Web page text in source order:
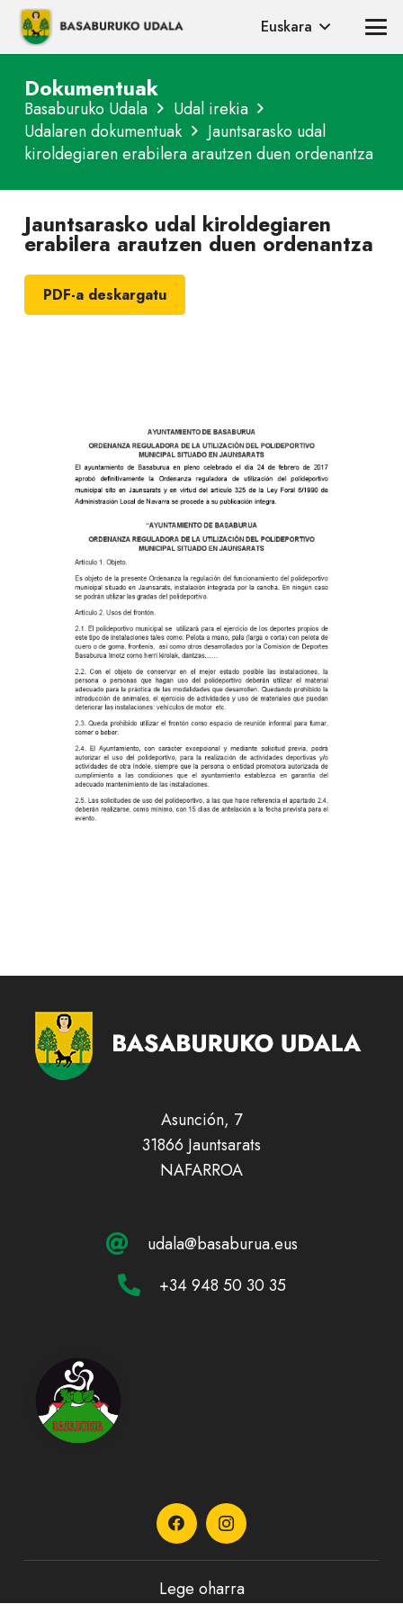
Euskara
Dokumentuak
Basaburuko Udala
Udal irekia
Udalaren dokumentuak
Jauntsarasko udal
kiroldegiaren erabilera arautzen duen ordenantza
Jauntsarasko udal kiroldegiaren
erabilera arautzen duen ordenantza
PDF-a deskargatu
Asunción, 7
31866 Jauntsarats
NAFARROA
udala@basaburua.eus
+34 948 50 30 35
Lege oharra